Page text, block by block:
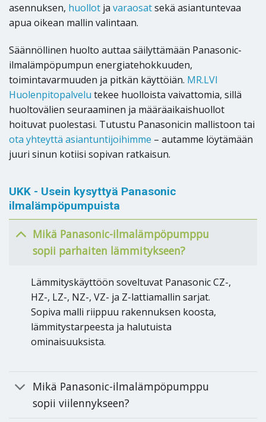
asennuksen, huollot ja varaosatsekä asiantuntevaa
apua oikean mallin valintaan.
Säännöllinen huolto auttaa säilyttämään Panasonic-
ilmalämpöpumpun energiatehokkuuden,
toimintavarmuuden ja pitkän käyttöiän. MR.LVI
Huolenpitopalvelu tekee huolloista vaivattomia, sillä
huoltovälien seuraaminen ja määräaikaishuollot
hoituvat puolestasi. Tutustu Panasonicin mallistoon tai
ota yhteyttä asiantuntijoihimme – autamme löytämään
juuri sinun kotiisi sopivan ratkaisun.
UKK - Usein kysyttyä Panasonic
ilmalämpöpumpuista
Mikä Panasonic-ilmalämpöpumppu
sopii parhaiten lämmitykseen?
Lämmityskäyttöön soveltuvat Panasonic CZ-,
HZ-, LZ-, NZ-, VZ- ja Z-lattiamallin sarjat.
Sopiva malli riippuu rakennuksen koosta,
lämmitystarpeesta ja halutuista
ominaisuuksista.
Mikä Panasonic-ilmalämpöpumppu
sopii viilennykseen?